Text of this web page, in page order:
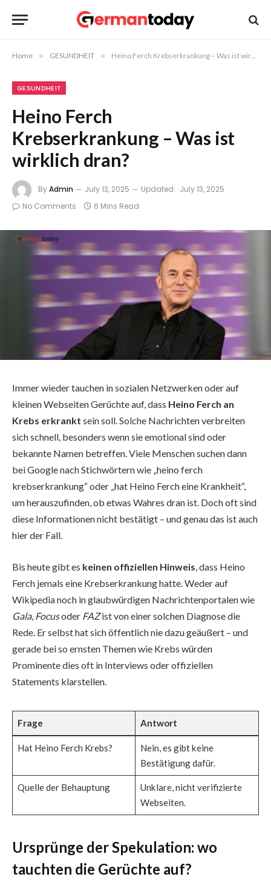
Home » GESUNDHEIT » Heino Ferch Krebserkrankung – Was ist wirklich dran?
GESUNDHEIT
Heino Ferch
Krebserkrankung – Was ist
wirklich dran?
ByAdmin July 13, 2025 Updated: July 13, 2025
No Comments
6 Mins Read
Immer wieder tauchen in sozialen Netzwerken oder auf
kleinen Webseiten Gerüchte auf, dass Heino Ferch an
Krebs erkrankt sein soll. Solche Nachrichten verbreiten
sich schnell, besonders wenn sie emotional sind oder
bekannte Namen betreffen. Viele Menschen suchen dann
bei Google nach Stichwörtern wie „heino ferch
krebserkrankung“ oder „hat Heino Ferch eine Krankheit“,
um herauszufinden, ob etwas Wahres dran ist. Doch oft sind
diese Informationen nicht bestätigt – und genau das ist auch
hier der Fall.
Bis heute gibt es keinen offiziellen Hinweis, dass Heino
Ferch jemals eine Krebserkrankung hatte. Weder auf
Wikipedia noch in glaubwürdigen Nachrichtenportalen wie
Gala, Focusoder FAZist von einer solchen Diagnose die
Rede. Er selbst hat sich öffentlich nie dazu geäußert – und
gerade bei so ernsten Themen wie Krebs würden
Prominente dies oft in Interviews oder offiziellen
Statements klarstellen.
Frage Antwort
Hat Heino Ferch Krebs?
Nein, es gibt keine
Bestätigung dafür.
Quelle der Behauptung
Unklare, nicht verifizierte
Webseiten.
Ursprünge der Spekulation: wo
tauchten die Gerüchte auf?